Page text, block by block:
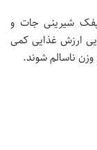
شیرینی جات و
ارزش غذایی کمی
ناسالم شوند.